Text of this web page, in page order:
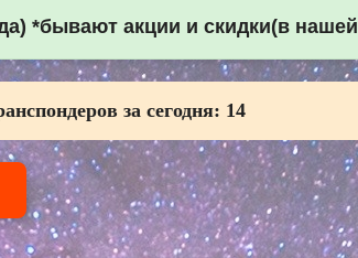
*бывают акции и скидки(в нашей
за сегодня: 14